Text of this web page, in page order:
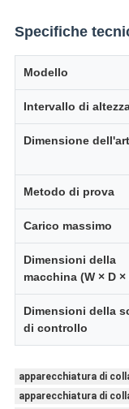
Specifiche
Modello
Intervallo di
Dimensione
Metodo di prova
Carico massimo
Dimensioni della
macchina (W × D ×
Dimensioni della
di controllo
apparecchiatura di
apparecchiatura di